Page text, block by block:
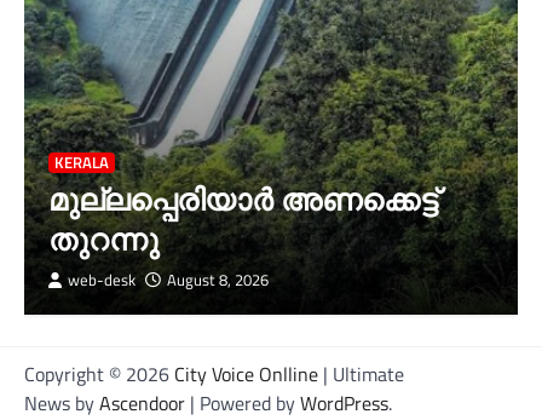
KERALA
മുല്ലപ്പെരിയാര്‍ അണക്കെട്ട്
തുറന്നു
web-desk August 8, 2026
Copyright © 2026 City Voice Onlline | Ultimate
News byAscendoor | Powered byWordPress.